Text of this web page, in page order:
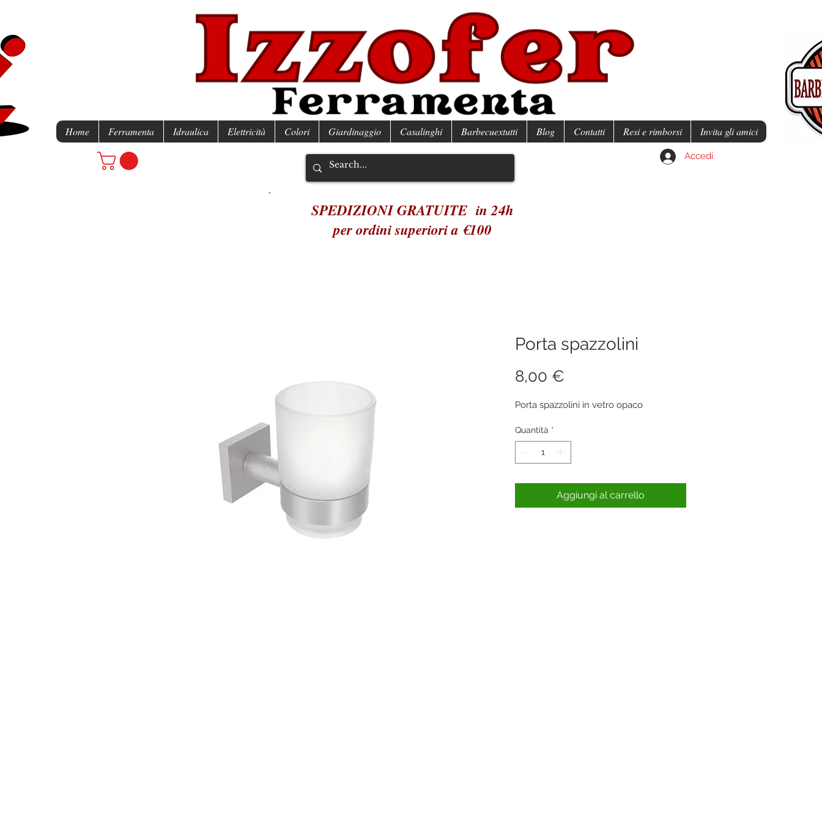
Home Ferramenta Idraulica Elettricità Colori Giardinaggio Casalinghi Barbecuextutti Blog Contatti Resi e rimborsi Invita gli amici
Accedi
SPEDIZIONI GRATUITE in 24h
per ordini superiori a €100
Porta spazzolini
8,00 €
Porta spazzolini in vetro opaco
Quantità *
Aggiungi al carrello